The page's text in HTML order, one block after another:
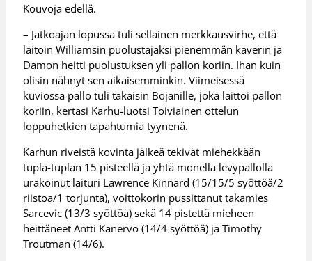
Kouvoja edellä.
– Jatkoajan lopussa tuli sellainen merkkausvirhe, että
laitoin Williamsin puolustajaksi pienemmän kaverin ja
Damon heitti puolustuksen yli pallon koriin. Ihan kuin
olisin nähnyt sen aikaisemminkin. Viimeisessä
kuviossa pallo tuli takaisin Bojanille, joka laittoi pallon
koriin, kertasi Karhu-luotsi Toiviainen ottelun
loppuhetkien tapahtumia tyynenä.
Karhun riveistä kovinta jälkeä tekivät miehekkään
tupla-tuplan 15 pisteellä ja yhtä monella levypallolla
urakoinut laituri Lawrence Kinnard (15/15/5 syöttöä/2
riistoa/1 torjunta), voittokorin pussittanut takamies
Sarcevic (13/3 syöttöä) sekä 14 pistettä mieheen
heittäneet Antti Kanervo (14/4 syöttöä) ja Timothy
Troutman (14/6).